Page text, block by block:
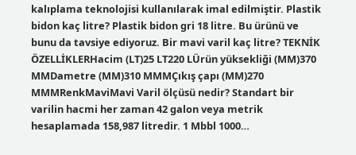
kalıplama teknolojisi kullanılarak imal edilmiştir. Plastik
bidon kaç litre? Plastik bidon gri 18 litre. Bu ürünü ve
bunu da tavsiye ediyoruz. Bir mavi varil kaç litre? TEKNİK
ÖZELLİKLERHacim (LT)25 LT220 LÜrün yüksekliği (MM)370
MMDametre (MM)310 MMMÇıkış çapı (MM)270
MMMRenkMaviMavi Varil ölçüsü nedir? Standart bir
varilin hacmi her zaman 42 galon veya metrik
hesaplamada 158,987 litredir. 1 Mbbl 1000…